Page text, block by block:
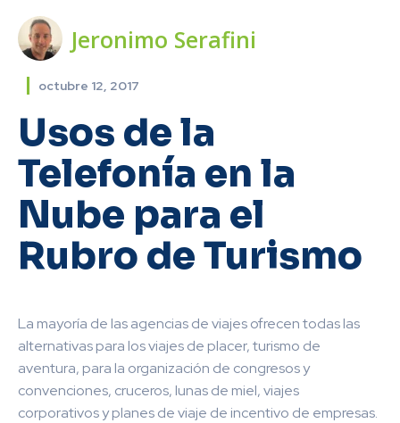
Jeronimo Serafini
octubre 12, 2017
Usos de la
Telefonía en la
Nube para el
Rubro de Turismo
La mayoría de las agencias de viajes ofrecen todas las
alternativas para los viajes de placer, turismo de
aventura, para la organización de congresos y
convenciones, cruceros, lunas de miel, viajes
corporativos y planes de viaje de incentivo de empresas.